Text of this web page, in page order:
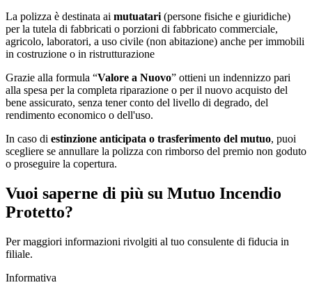
La polizza è destinata ai mutuatari (persone fisiche e giuridiche)
per la tutela di fabbricati o porzioni di fabbricato commerciale,
agricolo, laboratori, a uso civile (non abitazione) anche per immobili
in costruzione o in ristrutturazione
Grazie alla formula “Valore a Nuovo” ottieni un indennizzo pari
alla spesa per la completa riparazione o per il nuovo acquisto del
bene assicurato, senza tener conto del livello di degrado, del
rendimento economico o dell'uso.
In caso di estinzione anticipata o trasferimento del mutuo, puoi
scegliere se annullare la polizza con rimborso del premio non goduto
o proseguire la copertura.
Vuoi saperne di più su Mutuo Incendio
Protetto?
Per maggiori informazioni rivolgiti al tuo consulente di fiducia in
filiale.
Informativa